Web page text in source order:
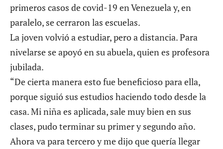
primeros casos de covid-19 en Venezuela y, en
paralelo, se cerraron las escuelas.
La joven volvió a estudiar, pero a distancia. Para
nivelarse se apoyó en su abuela, quien es profesora
jubilada.
“De cierta manera esto fue beneficioso para ella,
porque siguió sus estudios haciendo todo desde la
casa. Mi niña es aplicada, sale muy bien en sus
clases, pudo terminar su primer y segundo año.
Ahora va para tercero y me dijo que quería llegar